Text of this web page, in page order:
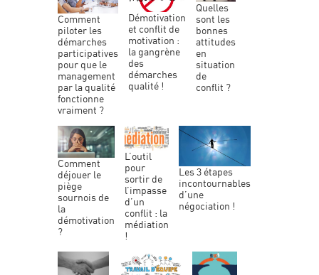
comment
piloter les
démarches
participatives
pour que le
management
par la qualité
fonctionne
vraiment ?
démotivation
et conflit de
motivation :
la gangrène
des
démarches
qualité !
quelles
sont les
bonnes
attitudes
en
situation
de
conflit ?
comment
déjouer le
piège
sournois de
la
démotivation
?
l’outil
pour
sortir de
l’impasse
d’un
conflit : la
médiation
!
les 3 étapes
incontournables
d’une
négociation !